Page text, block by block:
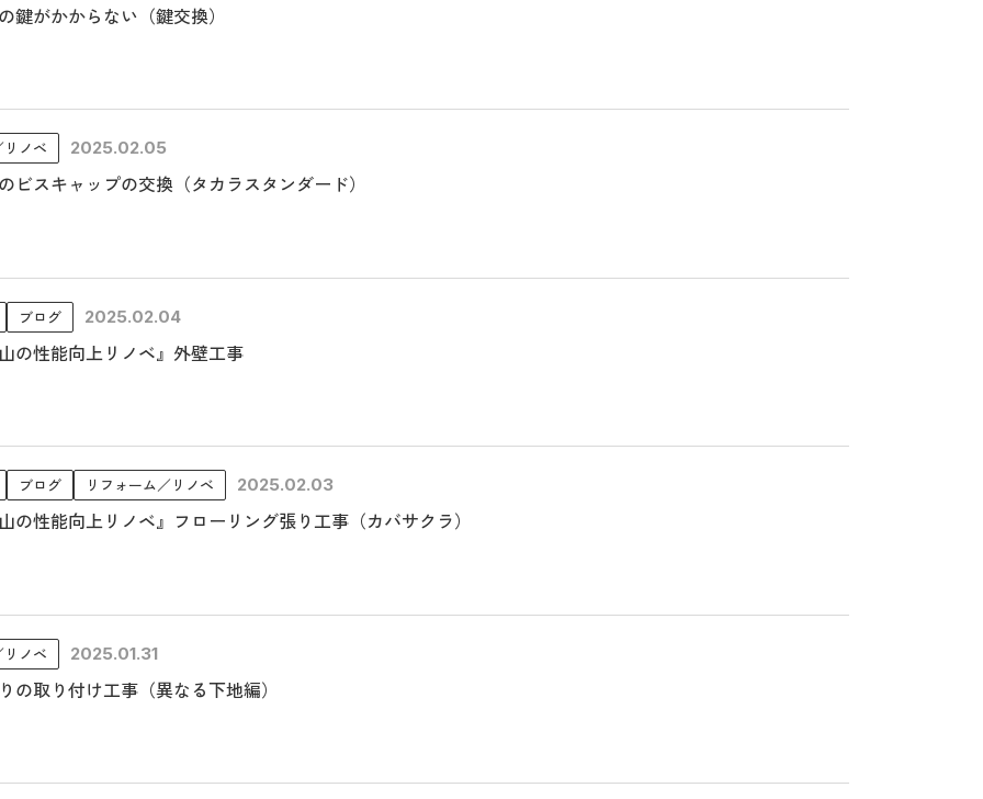
鍵がかからない（鍵交換）
ノベ 2025.02.05
ビスキャップの交換（タカラスタンダード）
ブログ 2025.02.04
の性能向上リノベ』外壁工事
ブログ リフォーム／リノベ 2025.02.03
の性能向上リノベ』フローリング張り工事（カバサクラ）
ノベ 2025.01.31
の取り付け工事（異なる下地編）